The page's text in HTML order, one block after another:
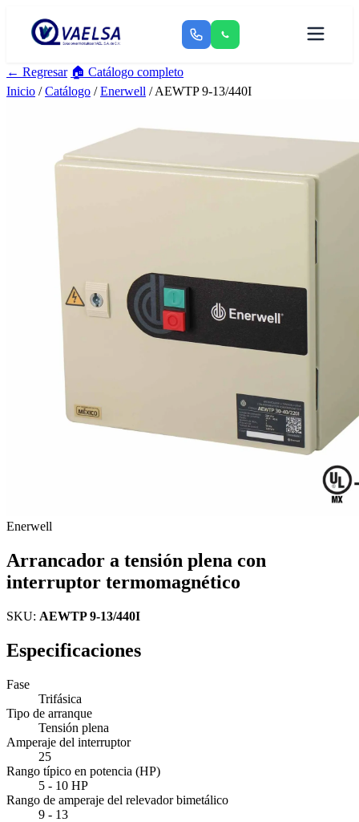
← Regresar 🏠 Catálogo completo
Inicio /Catálogo /Enerwell / AEWTP 9-13/440I
Enerwell
Arrancador a tensión plena con
interruptor termomagnético
SKU: AEWTP 9-13/440I
Especificaciones
Fase
Trifásica
Tipo de arranque
Tensión plena
Amperaje del interruptor
25
Rango típico en potencia (HP)
5 - 10 HP
Rango de amperaje del relevador bimetálico
9 - 13